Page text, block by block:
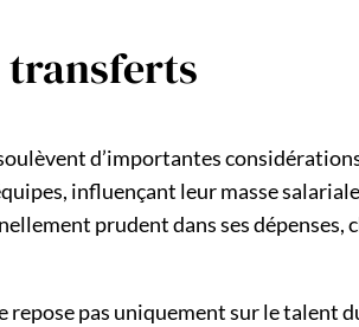
transferts
d’importantes
influençant leur masse
prudent dans ses
repose pas uniquement sur le talent